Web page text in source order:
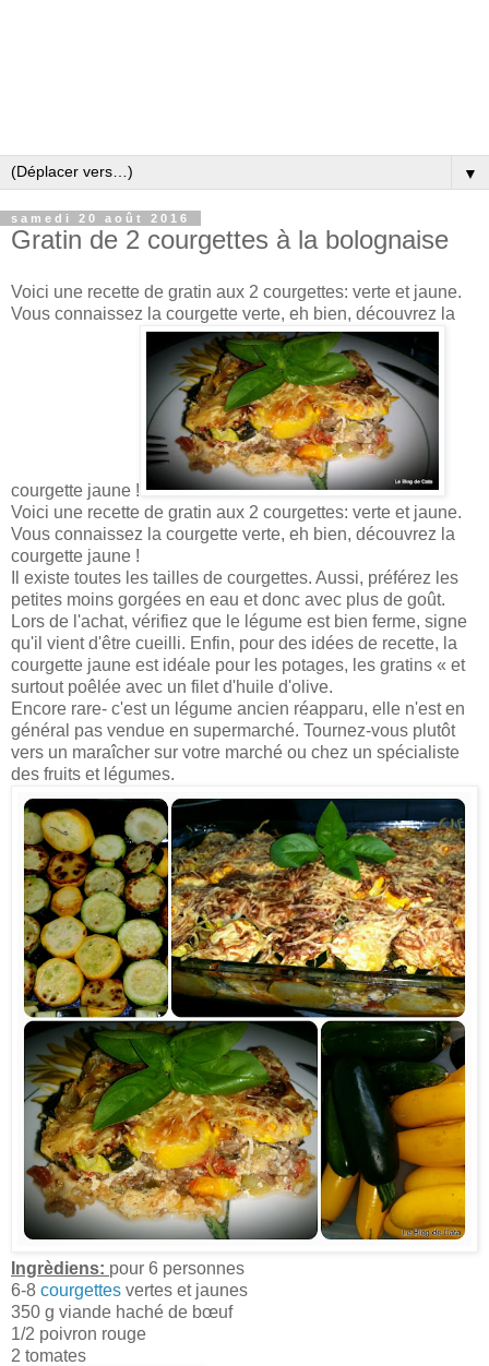
▼
samedi 20 août 2016
Gratin de 2 courgettes à la bolognaise
Voici une recette de gratin aux 2 courgettes: verte et jaune.
Vous connaissez la courgette verte, eh bien, découvrez la
courgette jaune !
Voici une recette de gratin aux 2 courgettes: verte et jaune.
Vous connaissez la courgette verte, eh bien, découvrez la
courgette jaune !
Il existe toutes les tailles de courgettes. Aussi, préférez les
petites moins gorgées en eau et donc avec plus de goût.
Lors de l'achat, vérifiez que le légume est bien ferme, signe
qu'il vient d'être cueilli. Enfin, pour des idées de recette, la
courgette jaune est idéale pour les potages, les gratins « et
surtout poêlée avec un filet d'huile d'olive.
Encore rare- c'est un légume ancien réapparu, elle n'est en
général pas vendue en supermarché. Tournez-vous plutôt
vers un maraîcher sur votre marché ou chez un spécialiste
des fruits et légumes.
Ingrèdiens: pour 6 personnes
6-8 courgettes vertes et jaunes
350 g viande haché de bœuf
1/2 poivron rouge
2 tomates